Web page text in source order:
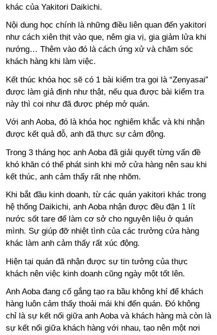
khác của Yakitori Daikichi.
Nội dung học chính là những điều liên quan đến yakitori
như cách xiên thịt vào que, nêm gia vị, gia giảm lửa khi
nướng… Thêm vào đó là cách ứng xử và chăm sóc
khách hàng khi làm việc.
Kết thúc khóa học sẽ có 1 bài kiểm tra gọi là “Zenyasai”
được làm giả định như thật, nếu qua được bài kiểm tra
này thì coi như đã được phép mở quán.
Với anh Aoba, đó là khóa học nghiêm khắc và khi nhận
được kết quả đỗ, anh đã thực sự cảm động.
Trong 3 tháng học anh Aoba đã giải quyết từng vấn đề
khó khăn có thể phát sinh khi mở cửa hàng nên sau khi
kết thúc, anh cảm thấy rất nhẹ nhõm.
Khi bắt đầu kinh doanh, từ các quán yakitori khác trong
hệ thống Daikichi, anh Aoba nhận được đều đặn 1 lít
nước sốt tare để làm cơ sở cho nguyên liệu ở quán
mình. Sự giúp đỡ nhiệt tình của các trưởng cửa hàng
khác làm anh cảm thấy rất xúc động.
Hiện tại quán đã nhận được sự tin tưởng của thực
khách nên việc kinh doanh cũng ngày một tốt lên.
Anh Aoba đang cố gắng tạo ra bầu không khí để khách
hàng luôn cảm thấy thoải mái khi đến quán. Đó không
chỉ là sự kết nối giữa anh Aoba và khách hàng mà còn là
sự kết nối giữa khách hàng với nhau, tạo nên một nơi